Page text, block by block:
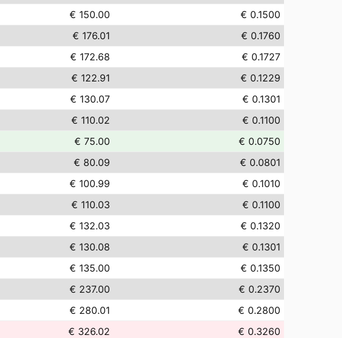
€ 150.00
€ 0.1500
€ 176.01
€ 0.1760
€ 172.68
€ 0.1727
€ 122.91
€ 0.1229
€ 130.07
€ 0.1301
€ 110.02
€ 0.1100
€ 75.00
€ 0.0750
€ 80.09
€ 0.0801
€ 100.99
€ 0.1010
€ 110.03
€ 0.1100
€ 132.03
€ 0.1320
€ 130.08
€ 0.1301
€ 135.00
€ 0.1350
€ 237.00
€ 0.2370
€ 280.01
€ 0.2800
€ 326.02
€ 0.3260